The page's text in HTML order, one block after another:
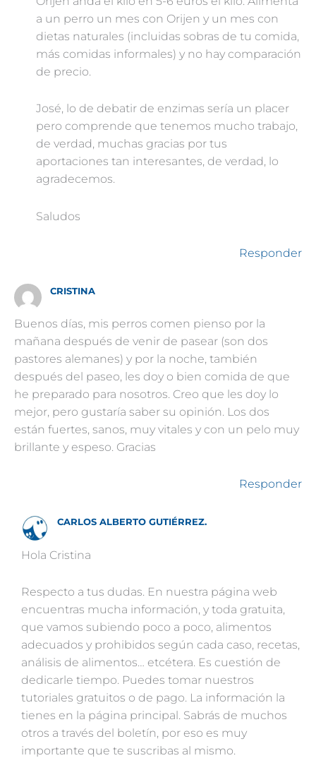
a un perro un mes con Orijen y un mes con
dietas naturales (incluidas sobras de tu comida,
más comidas informales) y no hay comparación
de precio.
José, lo de debatir de enzimas sería un placer
pero comprende que tenemos mucho trabajo,
de verdad, muchas gracias por tus
aportaciones tan interesantes, de verdad, lo
agradecemos.
Saludos
Responder
CRISTINA
Buenos días, mis perros comen pienso por la
mañana después de venir de pasear (son dos
pastores alemanes) y por la noche, también
después del paseo, les doy o bien comida de que
he preparado para nosotros. Creo que les doy lo
mejor, pero gustaría saber su opinión. Los dos
están fuertes, sanos, muy vitales y con un pelo muy
brillante y espeso. Gracias
Responder
CARLOS ALBERTO GUTIÉRREZ.
Hola Cristina
Respecto a tus dudas. En nuestra página web
encuentras mucha información, y toda gratuita,
que vamos subiendo poco a poco, alimentos
adecuados y prohibidos según cada caso, recetas,
análisis de alimentos… etcétera. Es cuestión de
dedicarle tiempo. Puedes tomar nuestros
tutoriales gratuitos o de pago. La información la
tienes en la página principal. Sabrás de muchos
otros a través del boletín, por eso es muy
importante que te suscribas al mismo.